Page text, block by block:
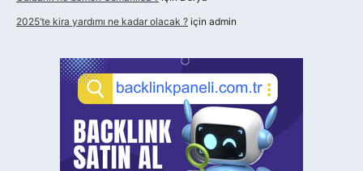
2025’te kira yardımı ne kadar olacak ? için admin